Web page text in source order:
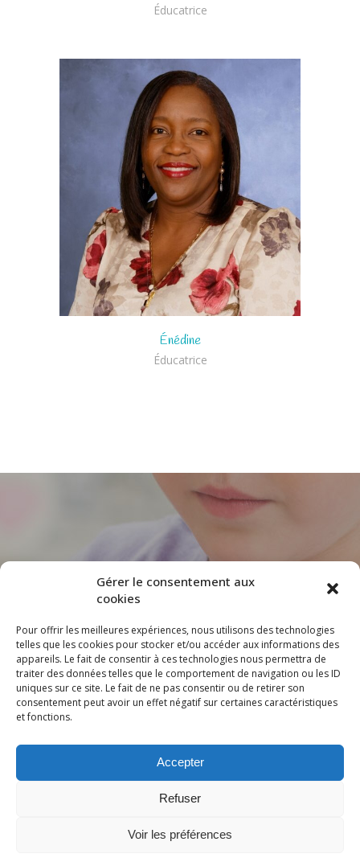
Gérer le consentement aux
cookies
Pour offrir les meilleures expériences, nous utilisons des technologies
telles que les cookies pour stocker et/ou accéder aux informations des
appareils. Le fait de consentir à ces technologies nous permettra de
traiter des données telles que le comportement de navigation ou les ID
uniques sur ce site. Le fait de ne pas consentir ou de retirer son
consentement peut avoir un effet négatif sur certaines caractéristiques
et fonctions.
Accepter
Refuser
Voir les préférences
Éducatrice
Énédine
Éducatrice
L’équipe de
soutien
Une aide précieuse